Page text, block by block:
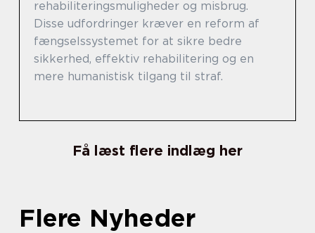
rehabiliteringsmuligheder og misbrug.
Disse udfordringer kræver en reform af
fængselssystemet for at sikre bedre
sikkerhed, effektiv rehabilitering og en
mere humanistisk tilgang til straf.
Få læst flere indlæg her
Flere Nyheder